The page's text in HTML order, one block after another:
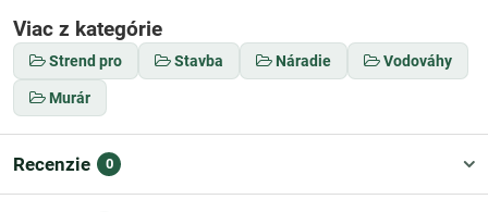
Viac z kategórie
Strend pro Stavba Náradie Vodováhy
Murár
Recenzie 0